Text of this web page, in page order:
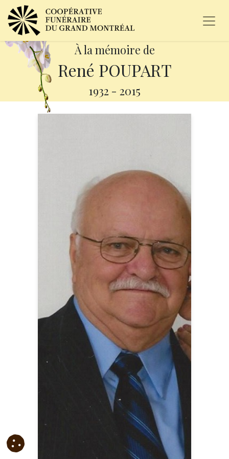
À la mémoire de
René POUPART
1932 - 2015